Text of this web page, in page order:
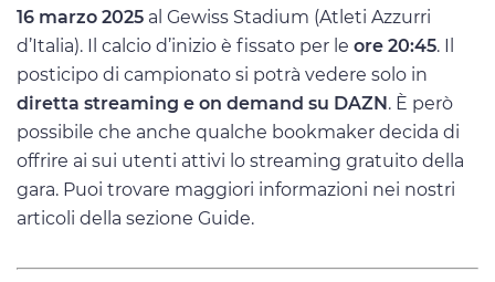
16 marzo 2025 al Gewiss Stadium (Atleti Azzurri
d’Italia). Il calcio d’inizio è fissato per le ore 20:45. Il
posticipo di campionato si potrà vedere solo in
diretta streaming e on demand su DAZN. È però
possibile che anche qualche bookmaker decida di
offrire ai sui utenti attivi lo streaming gratuito della
gara. Puoi trovare maggiori informazioni nei nostri
articoli della sezione Guide.